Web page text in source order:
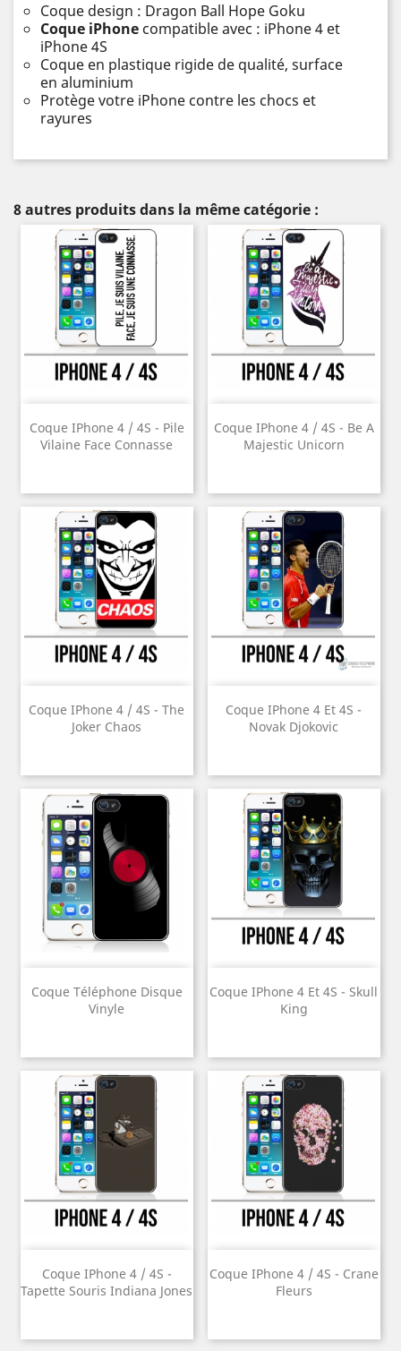
Coque design : Dragon Ball Hope Goku
Coque iPhone compatible avec : iPhone 4 et
iPhone 4S
Coque en plastique rigide de qualité, surface
en aluminium
Protège votre iPhone contre les chocs et
rayures
8 autres produits dans la même catégorie :
Coque IPhone 4 / 4S - Pile
Vilaine Face Connasse
Coque IPhone 4 / 4S - Be A
Majestic Unicorn
Coque IPhone 4 / 4S - The
Joker Chaos
Coque IPhone 4 Et 4S -
Novak Djokovic
Coque Téléphone Disque
Vinyle
Coque IPhone 4 Et 4S - Skull
King
Coque IPhone 4 / 4S -
Tapette Souris Indiana Jones
Coque IPhone 4 / 4S - Crane
Fleurs